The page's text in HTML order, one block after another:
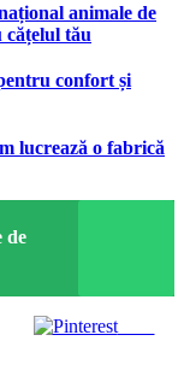
animale de
cățelul tău
confort și
lucrează o fabrică
de
Save